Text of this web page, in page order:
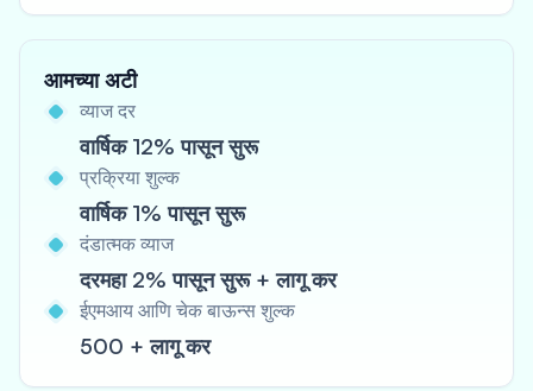
आमच्या अटी
व्याज दर
वार्षिक 12% पासून सुरू
प्रक्रिया शुल्क
वार्षिक 1% पासून सुरू
दंडात्मक व्याज
दरमहा 2% पासून सुरू + लागू कर
ईएमआय आणि चेक बाऊन्स शुल्क
500 + लागू कर